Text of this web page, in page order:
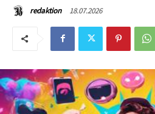
redaktion 18.07.2026